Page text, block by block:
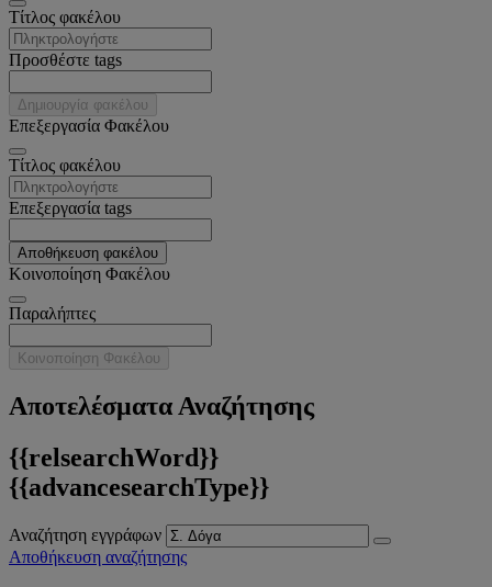
Tίτλος φακέλου
Προσθέστε tags
Δημιουργία φακέλου
Επεξεργασία Φακέλου
Tίτλος φακέλου
Επεξεργασία tags
Αποθήκευση φακέλου
Κοινοποίηση Φακέλου
Παραλήπτες
Κοινοποίηση Φακέλου
Αποτελέσματα Αναζήτησης
{{relsearchWord}}
{{advancesearchType}}
Αναζήτηση εγγράφων
Αποθήκευση αναζήτησης